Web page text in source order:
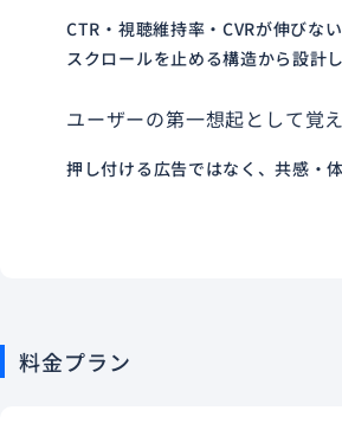
CTR・視聴維持率・CVRが伸びな
スクロールを止める構造から設計し
ユーザーの第一想起として覚
押し付ける広告ではなく、共感・
料金プラン